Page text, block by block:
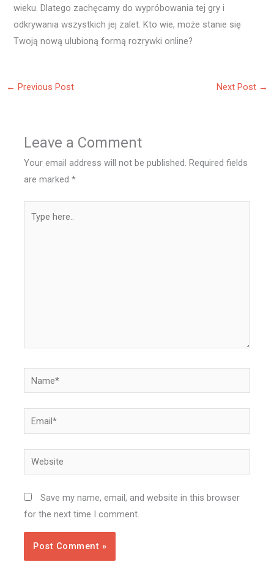
wieku. Dlatego zachęcamy do wypróbowania tej gry i
odkrywania wszystkich jej zalet. Kto wie, może stanie się
Twoją nową ulubioną formą rozrywki online?
← Previous Post Next Post →
Leave a Comment
Your email address will not be published. Required fields
are marked*
here..
Name*
Email*
Website
Save my name, email, and website in this browser
for the next time I comment.